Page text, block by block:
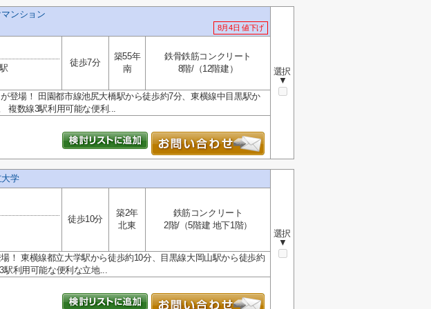
ンション
8月4日 値下げ
選択
▼
徒歩7分
築55年
南
鉄骨鉄筋コンクリート
8階/（12階建）
登場！ 田園都市線池尻大橋駅から徒歩約7分、東横線中目黒駅か
複数線3駅利用可能な便利...
大学
選択
▼
徒歩10分
築2年
北東
鉄筋コンクリート
2階/（5階建 地下1階）
！ 東横線都立大学駅から徒歩約10分、目黒線大岡山駅から徒歩約
駅利用可能な便利な立地...